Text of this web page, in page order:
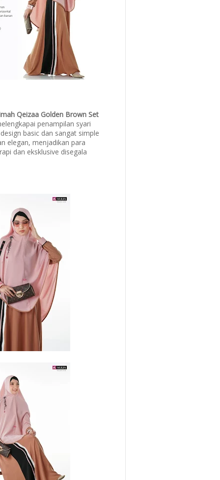
Qeizaa Golden Brown Set
penampilan syari
basic dan sangat simple
elegan, menjadikan para
dan eksklusive disegala